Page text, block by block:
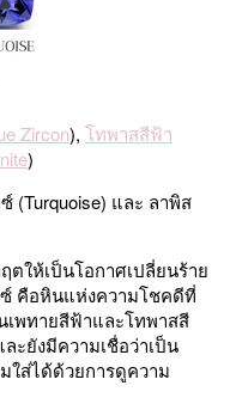
Zircon), โทพาสสีฟ้า
)
(Turquoise) และ ลาพิส
ให้เป็นโอกาศเปลี่ยนร้าย
คือหินแห่งความโชคดีที่
พทายสีฟ้าและโทพาสสี
ะยังมีความเชื่อว่าเป็น
ใส่ได้ด้วยการดูความ